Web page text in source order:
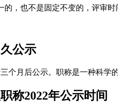
的，也不是固定不变的，评审
公示
个月后公示。职称是一种科学
称2022年公示时间